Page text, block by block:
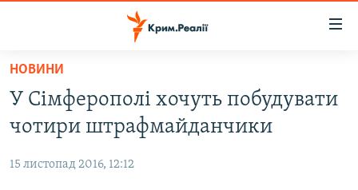
Перейти
основного
матеріалу
до
НОВИНИ
ВОДА.КРИМ
ВІДЕО ТА ФОТО
ПОЛІТИКА
НОВИНИ
У Сімферополі хочуть побудувати
чотири штрафмайданчики
15 листопад 2016, 12:12